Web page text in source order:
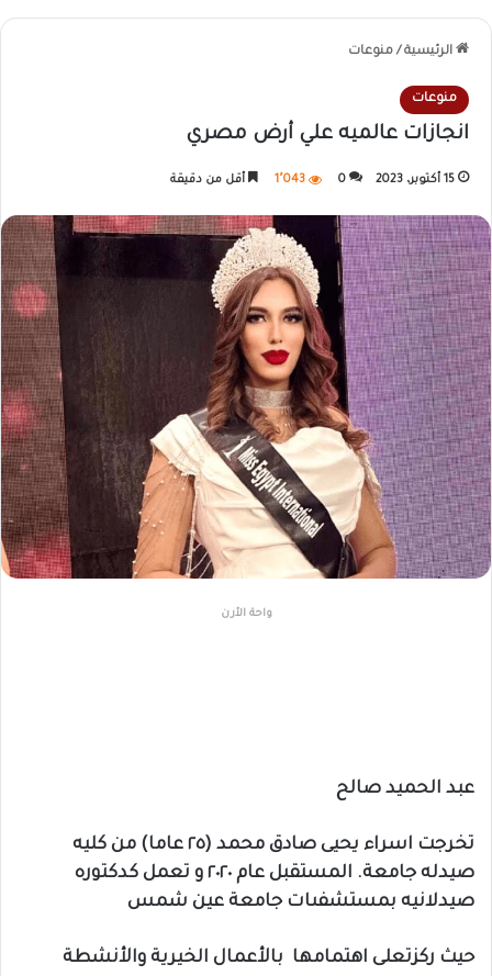
الرئيسية / منوعات
منوعات
انجازات عالميه علي أرض مصري
15 أكتوبر، 2023 0 1٬043 أقل من دقيقة
واحة الأرن
عبد الحميد صالح
تخرجت اسراء يحيى صادق محمد (٢٥ عاما) من كليه
صيدله جامعة. المستقبل عام ٢٠٢٠ و تعمل كدكتوره
صيدلانيه بمستشفىات جامعة عين شمس
حيث ركزتعلى اهتمامها بالأعمال الخيرية والأنشطة